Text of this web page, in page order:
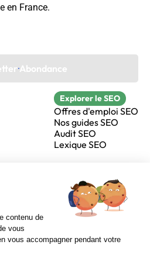
Sur Youtube
Facebook
en France.
Abondance
Explorer le SEO
Offres d'emploi SEO
Nos guides SEO
Audit SEO
Lexique SEO